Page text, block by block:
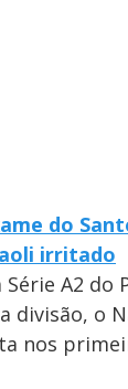
do
irritado
A2 do
divisão, o
nos